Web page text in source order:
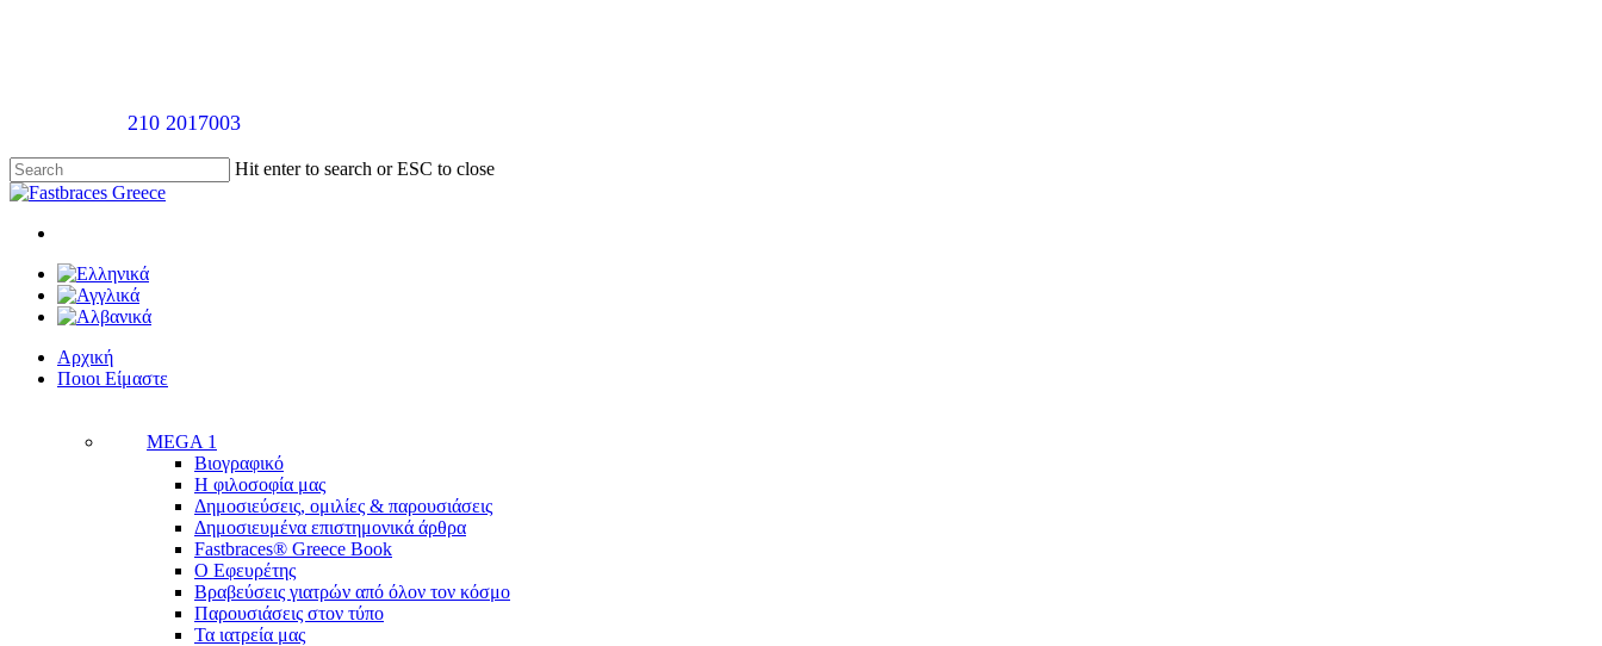
210 2017003
Hit enter to search or ESC to close
Close
Menu
Menu
Αρχική
Ποιοι Είμαστε
MEGA 1
Βιογραφικό
Η φιλοσοφία μας
Δημοσιεύσεις, ομιλίες & παρουσιάσεις
Δημοσιευμένα επιστημονικά άρθρα
Fastbraces® Greece Book
Ο Εφευρέτης
Bραβεύσεις γιατρών από όλον τον κόσμο
Παρουσιάσεις στον τύπο
Τα ιατρεία μας